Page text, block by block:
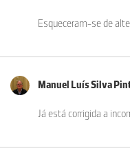
Esqueceram-se de
Manuel Luís Silva
Já está corrigida a